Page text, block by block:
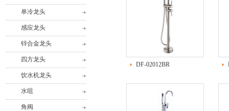
单冷龙头
感应龙头
锌合金龙头
四方龙头
饮水机龙头
水咀
角阀
DF-02012BR